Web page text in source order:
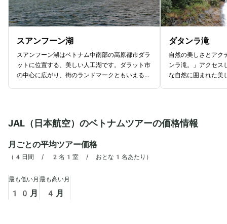
スアンフーン湖
スアンフーン湖はベトナム中南部の高原都市ダラ
ットに位置する、美しい人工湖です。ダラット市
の中心に広がり、街のランドマークともいえる存
が特徴です。湖の周囲には、緑豊かな公園や美し
も魅力の一つです。特に朝早くや夕暮れ時には、
湖面に映る光が幻想的な風景です。また、スアン
す。スワンボートに乗って湖をゆっくりと巡りな
てはいかがでしょう。
ダタンラ滝
自然の美しさとアク
ンラ滝。」アクセス
な自然に囲まれた美
りと滝の音が響く中
JAL（日本航空）のベトナムツアーの価格情報
月ごとの平均ツアー価格
（ 4日間 / 2名1室 / おとな1名あたり ）
最も低い月
10 月
最も高い月
4 月